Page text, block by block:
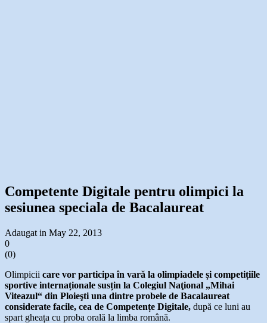
Competente Digitale pentru olimpici la
sesiunea speciala de Bacalaureat
Adaugat in May 22, 2013
0
(0)
Olimpicii care vor participa în vară la olimpiadele și competițiile
sportive internaționale susțin la Colegiul Naţional „Mihai
Viteazul“ din Ploieşti una dintre probele de Bacalaureat
considerate facile, cea de Competențe Digitale, după ce luni au
spart gheața cu proba orală la limba română.